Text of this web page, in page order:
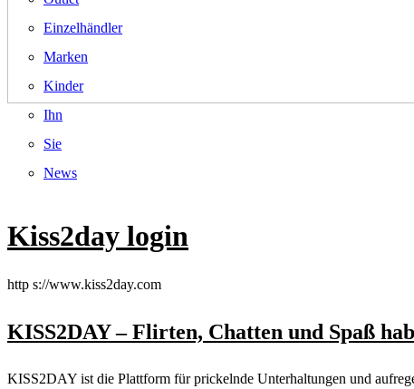
Einzelhändler
Marken
Kinder
Ihn
Sie
News
Kiss2day login
http s://www.kiss2day.com
KISS2DAY – Flirten, Chatten und Spaß
KISS2DAY ist die Plattform für prickelnde Unterhaltungen und